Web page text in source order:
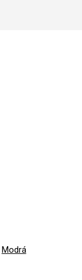
Modrá